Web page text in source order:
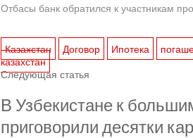
Отбасы банк обратился к участникам
Казахстан Договор Ипотека
казахстан
Следующая статья
В Узбекистане к
приговорили десятки